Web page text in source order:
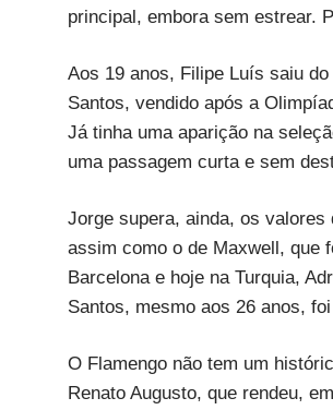
principal, embora sem estrear.
Aos 19 anos, Filipe Luís saiu
Santos, vendido após a
Já tinha uma aparição na
uma passagem curta e sem
Jorge supera, ainda, os valores
assim como o de Maxwell, que
Barcelona e hoje na Turquia,
Santos, mesmo aos 26 anos,
O Flamengo não tem um
Renato Augusto, que rendeu,